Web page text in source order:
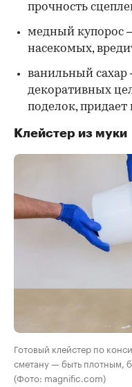
прочность
медный купорос
насекомых,
ванильный сахар
декоративных
поделок, придает
Клейстер из муки
Готовый клейстер по
сметану — быть плотным,
(Фото: magnific.com)